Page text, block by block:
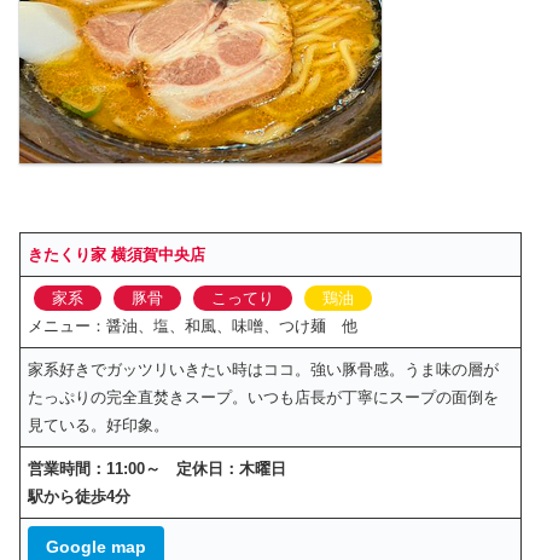
きたくり家 横須賀中央店
家系 豚骨 こってり
鶏油
メニュー：醤油、塩、和風、味噌、つけ麺 他
家系好きでガッツリいきたい時はココ。強い豚骨感。うま味の層が
たっぷりの完全直焚きスープ。いつも店長が丁寧にスープの面倒を
見ている。好印象。
営業時間：11:00～ 定休日：木曜日
駅から徒歩4分
Google map